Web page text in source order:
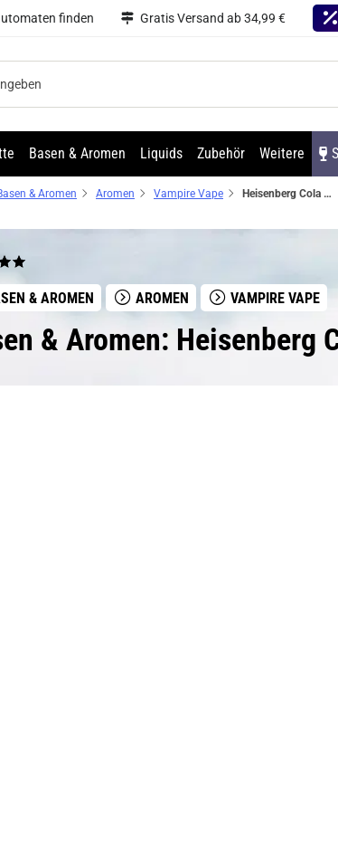
finden Gratis Versand ab 34,99 €
Basen & Aromen Liquids Zubehör Weitere
& Aromen Aromen Vampire Vape Heisenberg Cola - Vampire Vape Aroma 30ml
& AROMEN AROMEN VAMPIRE VAPE
& Aromen: Heisenberg